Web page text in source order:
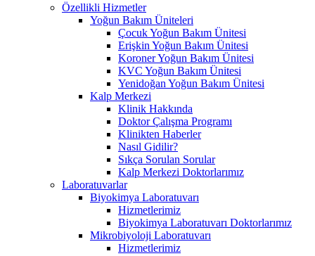
Özellikli Hizmetler
Yoğun Bakım Üniteleri
Çocuk Yoğun Bakım Ünitesi
Erişkin Yoğun Bakım Ünitesi
Koroner Yoğun Bakım Ünitesi
KVC Yoğun Bakım Ünitesi
Yenidoğan Yoğun Bakım Ünitesi
Kalp Merkezi
Klinik Hakkında
Doktor Çalışma Programı
Klinikten Haberler
Nasıl Gidilir?
Sıkça Sorulan Sorular
Kalp Merkezi Doktorlarımız
Laboratuvarlar
Biyokimya Laboratuvarı
Hizmetlerimiz
Biyokimya Laboratuvarı Doktorlarımız
Mikrobiyoloji Laboratuvarı
Hizmetlerimiz